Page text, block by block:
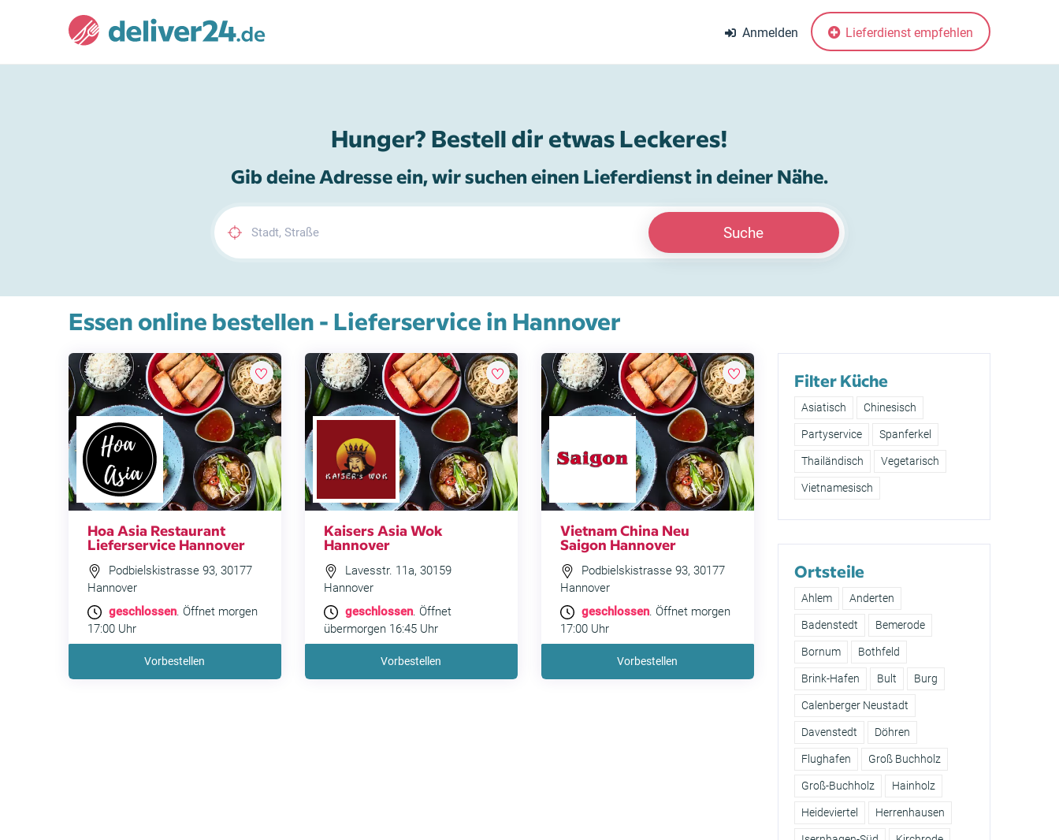
Anmelden Lieferdienst empfehlen
Hunger? Bestell dir etwas Leckeres!
Gib deine Adresse ein, wir suchen einen Lieferdienst in deiner Nähe.
Suche
Essen online bestellen - Lieferservice in Hannover
Hoa Asia Restaurant
Lieferservice Hannover
Podbielskistrasse 93, 30177
Hannover
geschlossen. Öffnet morgen
17:00 Uhr
Vorbestellen
Kaisers Asia Wok
Hannover
Lavesstr. 11a, 30159
Hannover
geschlossen. Öffnet
übermorgen 16:45 Uhr
Vorbestellen
Vietnam China Neu
Saigon Hannover
Podbielskistrasse 93, 30177
Hannover
geschlossen. Öffnet morgen
17:00 Uhr
Vorbestellen
Filter Küche
Asiatisch Chinesisch
Partyservice Spanferkel
Thailändisch Vegetarisch
Vietnamesisch
Ortsteile
Ahlem Anderten
Badenstedt Bemerode
Bornum Bothfeld
Brink-Hafen Bult Burg
Calenberger Neustadt
Davenstedt Döhren
Flughafen Groß Buchholz
Groß-Buchholz Hainholz
Heideviertel Herrenhausen